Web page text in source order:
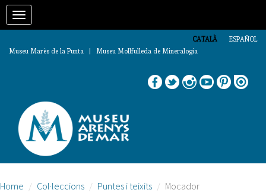
Vés
contingutToggle
ESPAÑOL
CATALÀ
Museu Marès de la Punta | Museu Mollfulleda de Mineralogia
Home Col·leccions Puntes i teixits Mocador